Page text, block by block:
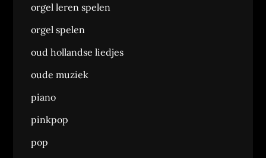
orgel leren spelen
orgel spelen
oud hollandse liedjes
oude muziek
piano
pinkpop
pop